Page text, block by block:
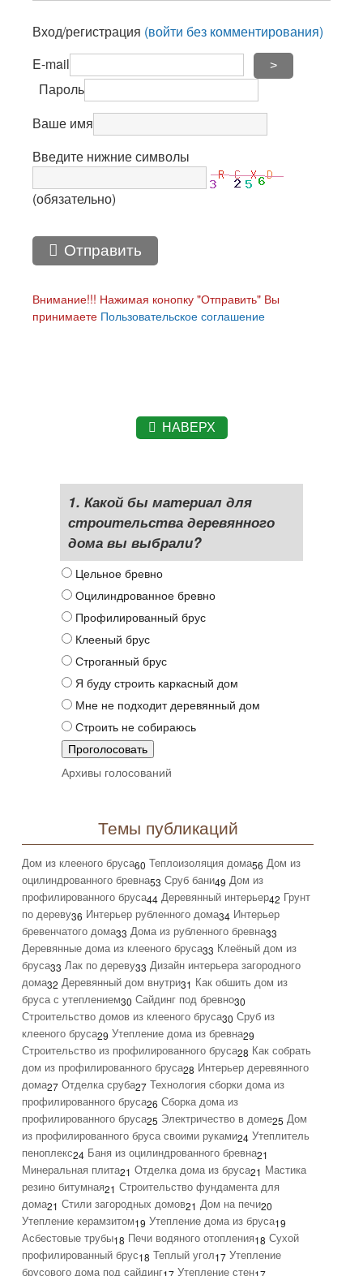
Вход/регистрация (войти без комментирования)
E-mail
>
Пароль
Ваше имя
Введите нижние символы
(обязательно)
Отправить
Внимание!!! Нажимая конопку "Отправить" Вы
принимаете Пользовательское соглашение
НАВЕРХ
1. Какой бы материал для
строительства деревянного
дома вы выбрали?
Цельное бревно
Оцилиндрованное бревно
Профилированный брус
Клееный брус
Строганный брус
Я буду строить каркасный дом
Мне не подходит деревянный дом
Строить не собираюсь
Архивы голосований
Темы публикаций
Дом из клееного бруса60 Теплоизоляция дома56 Дом из
оцилиндрованного бревна53 Сруб бани49 Дом из
профилированного бруса44 Деревянный интерьер42 Грунт
по дереву36 Интерьер рубленного дома34 Интерьер
бревенчатого дома33 Дома из рубленного бревна33
Деревянные дома из клееного бруса33 Клеёный дом из
бруса33 Лак по дереву33 Дизайн интерьера загородного
дома32 Деревянный дом внутри31 Как обшить дом из
бруса с утеплением30 Сайдинг под бревно30
Строительство домов из клееного бруса30 Сруб из
клееного бруса29 Утепление дома из бревна29
Строительство из профилированного бруса28 Как собрать
дом из профилированного бруса28 Интерьер деревянного
дома27 Отделка сруба27 Технология сборки дома из
профилированного бруса26 Сборка дома из
профилированного бруса25 Электричество в доме25 Дом
из профилированного бруса своими руками24 Утеплитель
пеноплекс24 Баня из оцилиндрованного бревна21
Минеральная плита21 Отделка дома из бруса21 Мастика
резино битумная21 Строительство фундамента для
дома21 Стили загородных домов21 Дом на печи20
Утепление керамзитом19 Утепление дома из бруса19
Асбестовые трубы18 Печи водяного отопления18 Сухой
профилированный брус18 Теплый угол17 Утепление
брусового дома под сайдинг
Утепление стен